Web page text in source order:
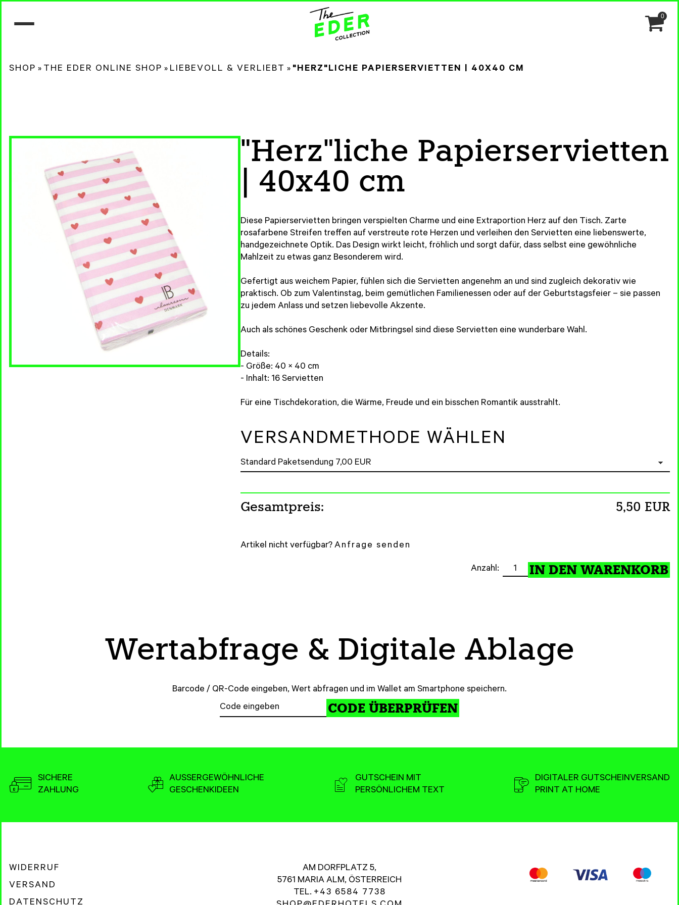
0
SHOP » THE EDER ONLINE SHOP » LIEBEVOLL & VERLIEBT » "HERZ"LICHE PAPIERSERVIETTEN | 40X40 CM
"Herz"liche Papierservietten
| 40x40 cm
Diese Papierservietten bringen verspielten Charme und eine Extraportion Herz auf den Tisch. Zarte
rosafarbene Streifen treffen auf verstreute rote Herzen und verleihen den Servietten eine liebenswerte,
handgezeichnete Optik. Das Design wirkt leicht, fröhlich und sorgt dafür, dass selbst eine gewöhnliche
Mahlzeit zu etwas ganz Besonderem wird.
Gefertigt aus weichem Papier, fühlen sich die Servietten angenehm an und sind zugleich dekorativ wie
praktisch. Ob zum Valentinstag, beim gemütlichen Familienessen oder auf der Geburtstagsfeier – sie passen
zu jedem Anlass und setzen liebevolle Akzente.
Auch als schönes Geschenk oder Mitbringsel sind diese Servietten eine wunderbare Wahl.
Details:
- Größe: 40 × 40 cm
- Inhalt: 16 Servietten
Für eine Tischdekoration, die Wärme, Freude und ein bisschen Romantik ausstrahlt.
VERSANDMETHODE WÄHLEN
Gesamtpreis: 5,50 EUR
Artikel nicht verfügbar? Anfrage senden
Anzahl:
Wertabfrage & Digitale Ablage
Barcode / QR-Code eingeben, Wert abfragen und im Wallet am Smartphone speichern.
CODE ÜBERPRÜFEN
SICHERE
ZAHLUNG
AUSSERGEWÖHNLICHE
GESCHENKIDEEN
GUTSCHEIN MIT
PERSÖNLICHEM TEXT
DIGITALER GUTSCHEINVERSAND
PRINT AT HOME
AM DORFPLATZ 5,
5761 MARIA ALM, ÖSTERREICH
TEL. +43 6584 7738
WIDERRUF
VERSAND
DATENSCHUTZ